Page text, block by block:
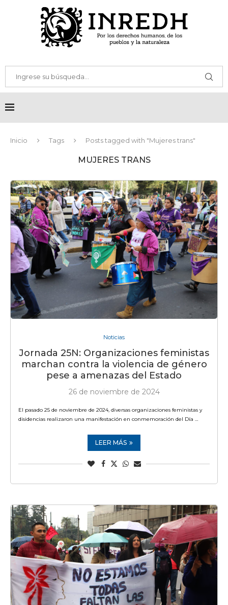
Inicio Tags Posts tagged with "Mujeres trans"
MUJERES TRANS
Noticias
Jornada 25N: Organizaciones feministas
marchan contra la violencia de género
pese a amenazas del Estado
26 de noviembre de 2024
El pasado 25 de noviembre de 2024, diversas organizaciones feministas y
disidencias realizaron una manifestación en conmemoración del Día …
LEER MÁS